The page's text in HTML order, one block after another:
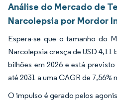
Análise do Mercado de
Narcolepsia por Mordor
Espera-se que o tamanho do
Narcolepsia cresça de USD 4,11
bilhões em 2026 e está
até 2031 a uma CAGR de 7,56%
O impulso é gerado pelos